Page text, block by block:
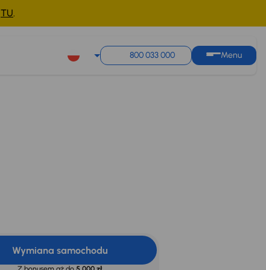
TU.
800 033 000 Menu
Wymiana samochodu